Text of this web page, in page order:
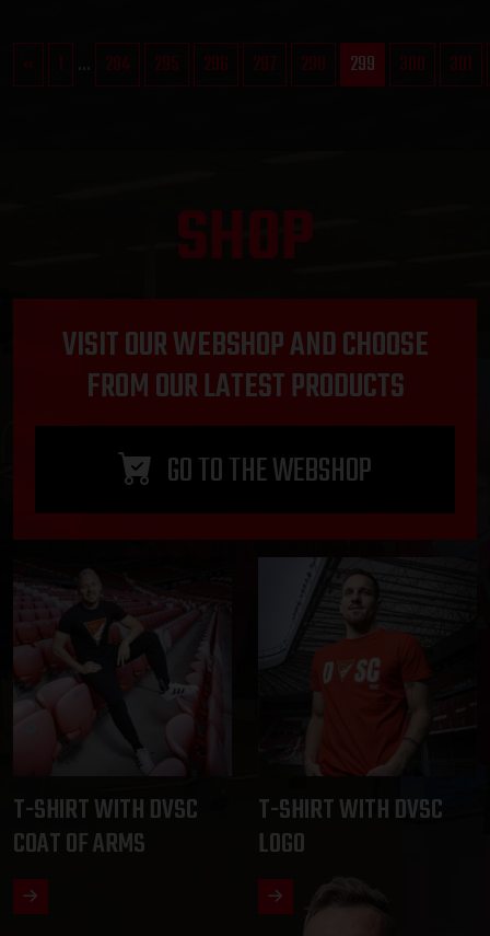
« 1 294 295 296 297 298 299 300 301
SHOP
VISIT OUR WEBSHOP AND CHOOSE
FROM OUR LATEST PRODUCTS
GO TO THE WEBSHOP
T-SHIRT WITH DVSC
COAT OF ARMS
T-SHIRT WITH DVSC
LOGO